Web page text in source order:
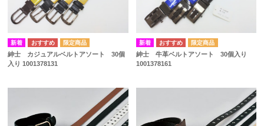
紳士 カジュアルベルトアソート 30個
入り 1001378131
紳士 牛革ベルトアソート 30個入り
1001378161